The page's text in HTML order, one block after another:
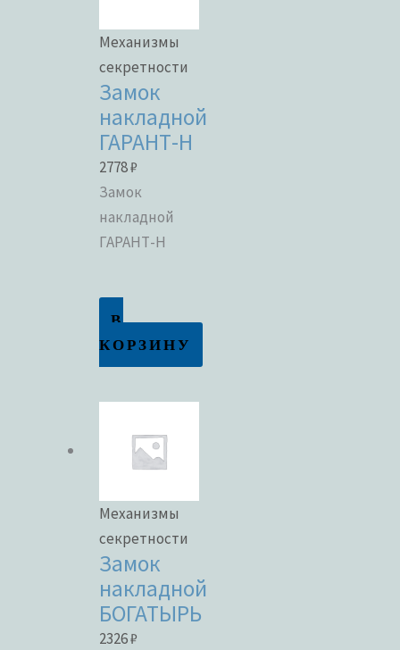
Механизмы
секретности
Замок
накладной
ГАРАНТ-Н
2778₽
Замок
накладной
ГАРАНТ-Н
В
КОРЗИНУ
Механизмы
секретности
Замок
накладной
БОГАТЫРЬ
2326₽